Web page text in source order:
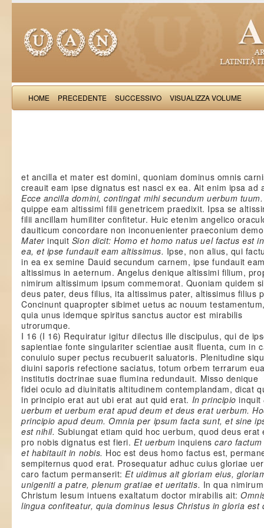
HOME PRECEDENTE SUCCESSIVO VISUALIZZA VOLUME
et ancilla et mater est domini, quoniam dominus omnis
creauit eam ipse dignatus est nasci ex ea. Ait enim ipsa ad
Ecce ancilla domini, contingat mihi secundum uerbum
quippe eam altissimi filii genetricem praedixit. Ipsa se
filii ancillam humiliter confitetur. Huic etenim angelico
dauiticum concordare non inconuenienter praeconium
Materinquit Sion dicit: Homo et homo natus uel factus est in
ea, et ipse fundauit eam altissimus. Ipse, non alius, qui
in ea ex semine Dauid secundum carnem, ipse fundauit
altissimus in aeternum. Angelus denique altissimi filium,
nimirum altissimum ipsum commemorat. Quoniam quidem
deus pater, deus filius, ita altissimus pater, altissimus filius
Concinunt quapropter sibimet uetus ac nouum
quia unus idemque spiritus sanctus auctor est mirabilis
utrorumque.
I 16 (I 16) Requiratur igitur dilectus ille discipulus, qui de
sapientiae fonte singulariter scientiae ausit fluenta, cum in
conuiuio super pectus recubuerit saluatoris. Plenitudine
diuini saporis refectione saciatus, totum orbem terrarum
institutis doctrinae suae flumina redundauit. Misso denique
fidei oculo ad diuinitatis altitudinem contemplandam, dicat
in principio erat aut ubi erat aut quid erat. In principioinquit
uerbum et uerbum erat apud deum et deus erat uerbum.
principio apud deum. Omnia per ipsum facta sunt, et sine
est nihil. Subiungat etiam quid hoc uerbum, quod deus erat
pro nobis dignatus est fieri. Et uerbuminquienscaro
et habitauit in nobis. Hoc est deus homo factus est,
sempiternus quod erat. Prosequatur adhuc cuius gloriae
caro factum permanserit:Et uidimus ait gloriam eius,
unigeniti a patre, plenum gratiae et ueritatis. In qua
Christum Iesum intuens exaltatum doctor mirabilis ait:
lingua confiteatur, quia dominus Iesus Christus in gloria est